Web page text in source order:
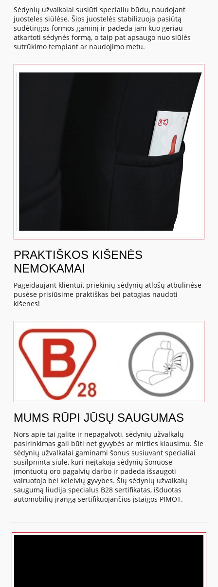
Sėdynių užvalkalai susiūti specialiu būdu, naudojant
juosteles siūlėse. Šios juostelės stabilizuoja pasiūtą
sudėtingos formos gaminį ir padeda jam kuo geriau
atkartoti sėdynės formą, o taip pat apsaugo nuo siūlės
sutrūkimo tempiant ar naudojimo metu.
PRAKTIŠKOS KIŠENĖS
NEMOKAMAI
Pageidaujant klientui, priekinių sėdynių atlošų atbulinėse
pusėse prisiūsime praktiškas bei patogias naudoti
kišenes!
MUMS RŪPI JŪSŲ SAUGUMAS
Nors apie tai galite ir nepagalvoti, sėdynių užvalkalų
pasirinkimas gali būti net gyvybės ar mirties klausimu. Šie
sėdynių užvalkalai gaminami šonus susiuvant specialiai
susilpninta siūle, kuri neįtakoja sėdynių šonuose
įmontuotų oro pagalvių darbo ir padeda išsaugoti
vairuotojo bei keleivių gyvybes. Šių sėdynių užvalkalų
saugumą liudija specialus B28 sertifikatas, išduotas
automobilių įrangą sertifikuojančios įstaigos PIMOT.